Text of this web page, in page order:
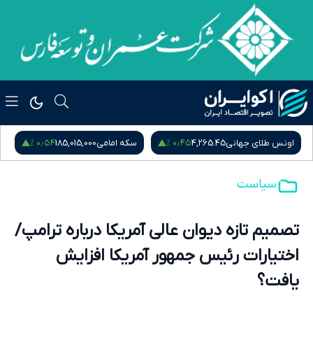
اونس طلای جهانی4,265.45۰٫۴۵ % سکه امامی185,015,000۰٫۵۴ %
سیاست
تصمیم تازه دیوان عالی آمریکا درباره ترامپ/
اختیارات رئیس جمهور آمریکا افزایش
یافت؟